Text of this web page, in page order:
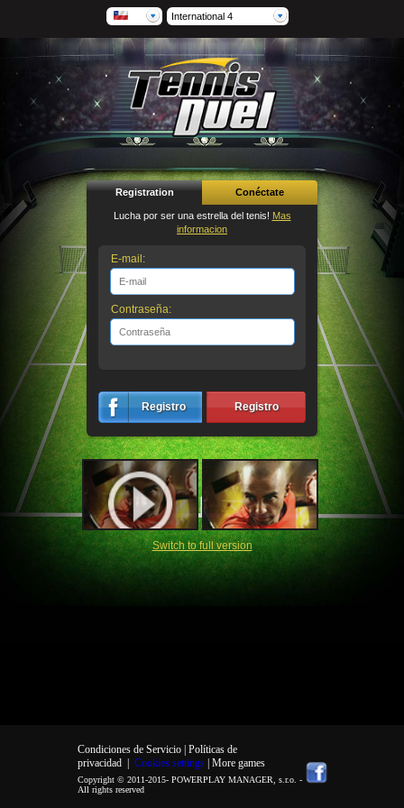
International 4
Registration Conéctate
Lucha por ser una estrella del tenis! Mas
informacion
E-mail:
Contraseña:
Registro Registro
Switch to full version
Condiciones de Servicio | Políticas de
privacidad| Cookies settings | More games
Copyright © 2011-2015- POWERPLAY MANAGER, s.r.o. -
All rights reserved